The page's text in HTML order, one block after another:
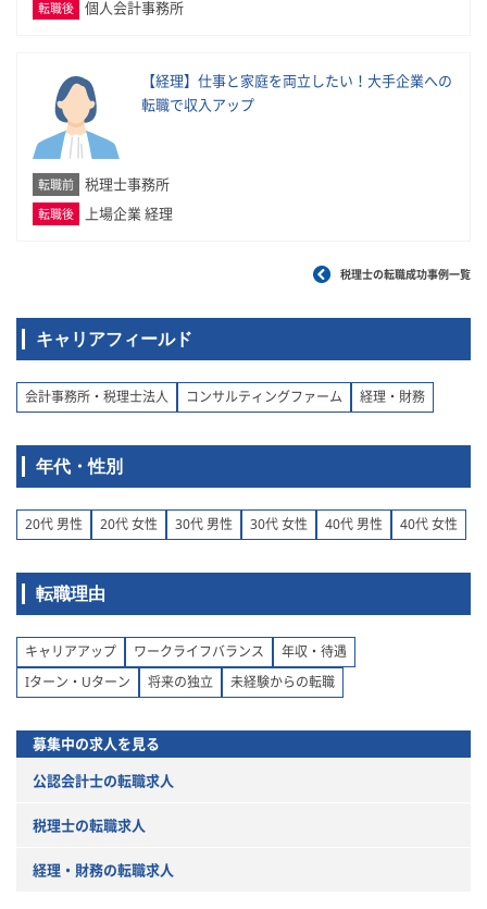
転職後 個人会計事務所
【経理】仕事と家庭を両立したい！大手企業への
転職で収入アップ
転職前 税理士事務所
転職後 上場企業 経理
税理士の転職成功事例一覧
キャリアフィールド
会計事務所・税理士法人 コンサルティングファーム 経理・財務
年代・性別
20代 男性 20代 女性 30代 男性 30代 女性 40代 男性 40代 女性
転職理由
キャリアアップ ワークライフバランス
年収・待遇
Iターン・Uターン
将来の独立 未経験からの転職
募集中の求人を見る
公認会計士の転職求人
税理士の転職求人
経理・財務の転職求人